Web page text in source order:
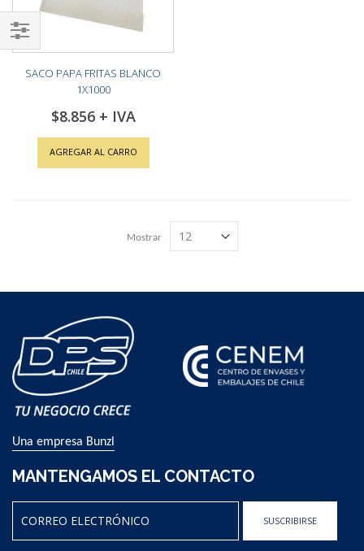
SACO PAPA FRITAS BLANCO
1X1000
$8.856
AGREGAR AL CARRO
Mostrar
Shop
By
Una empresa Bunzl
MANTENGAMOS EL CONTACTO
SUSCRIBIRSE